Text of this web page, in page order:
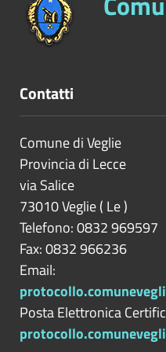
Contatti
Comune di Veglie
Provincia di Lecce
via Salice
73010Veglie( Le)
Telefono: 0832 969597
Fax: 0832 966236
Email:
Posta Elettronica